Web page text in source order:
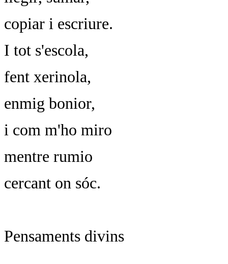
copiar i escriure.
I tot s'escola,
fent xerinola,
enmig bonior,
i com m'ho miro
mentre rumio
cercant on sóc.
Pensaments divins